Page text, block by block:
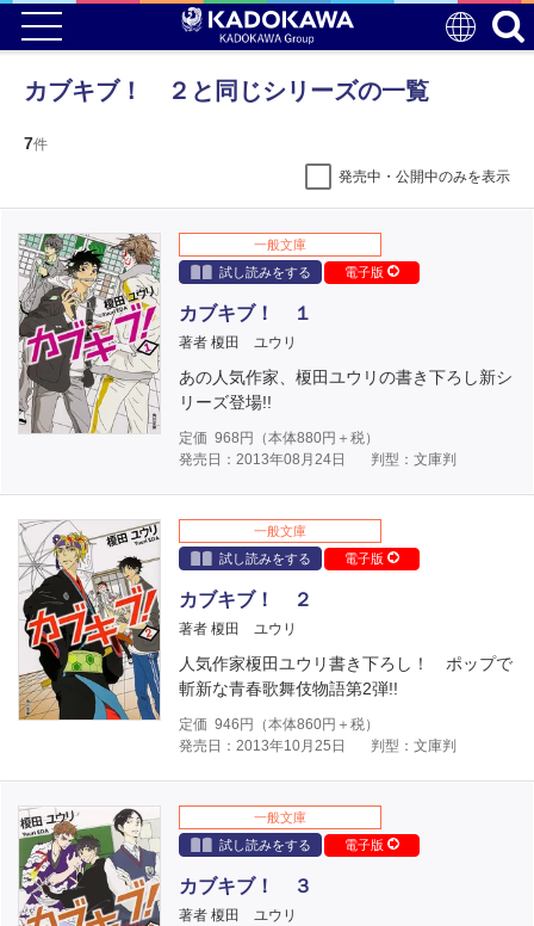
カブキブ！ ２と同じシリーズの一覧
7件
発売中・公開中のみを表示
一般文庫
試し読みをする
電子版
カブキブ！ １
著者 榎田 ユウリ
あの人気作家、榎田ユウリの書き下ろし新シ
リーズ登場!!
定価 968 円（本体880円＋税）
発売日：2013年08月24日
判型：文庫判
一般文庫
試し読みをする
電子版
カブキブ！ ２
著者 榎田 ユウリ
人気作家榎田ユウリ書き下ろし！ ポップで
斬新な青春歌舞伎物語第2弾!!
定価 946 円（本体860円＋税）
発売日：2013年10月25日
判型：文庫判
一般文庫
試し読みをする
電子版
カブキブ！ ３
著者 榎田 ユウリ